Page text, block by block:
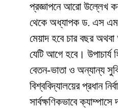
প্রজ্ঞাপনে আরো উল্লেখ
থেকে অধ্যাপক ড. এস এম
মেয়াদ হবে চার বছর
যেটি আগে হবে। উপাচার্য
বেতন-ভাতা ও অন্যান্য
বিশ্ববিদ্যালয়ের প্রধান
সার্বক্ষণিকভাবে